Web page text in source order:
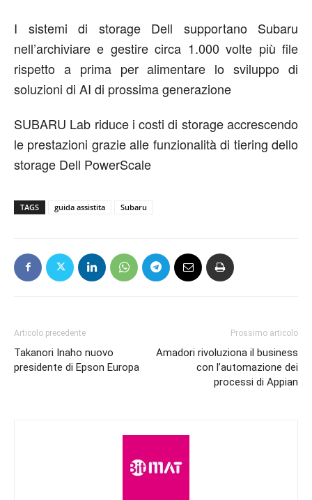
I sistemi di storage Dell supportano Subaru
nell’archiviare e gestire circa 1.000 volte più file
rispetto a prima per alimentare lo sviluppo di
soluzioni di AI di prossima generazione
SUBARU Lab riduce i costi di storage accrescendo
le prestazioni grazie alle funzionalità di tiering dello
storage Dell PowerScale
TAGS guida assistita Subaru
Articolo precedente
Takanori Inaho nuovo
presidente di Epson Europa
Prossimo articolo
Amadori rivoluziona il business
con l’automazione dei
processi di Appian